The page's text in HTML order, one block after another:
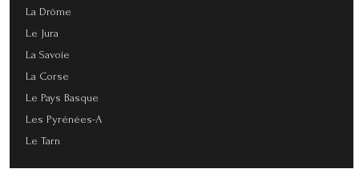
La Drôme
Le Jura
La Savoie
La Corse
Le Pays Basque
Les Pyrénées-A
Le Tarn